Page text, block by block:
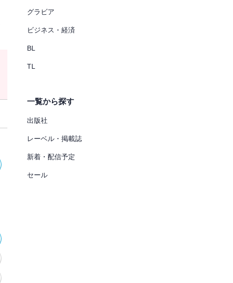
グラビア
ビジネス・経済
BL
TL
一覧から探す
出版社
レーベル・掲載誌
新着・配信予定
セール